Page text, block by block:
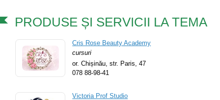
PRODUSE ȘI SERVICII LA TEMA
Cris Rose Beauty Academy
cursuri
or. Chișinău, str. Paris, 47
078 88-98-41
Victoria Prof Studio